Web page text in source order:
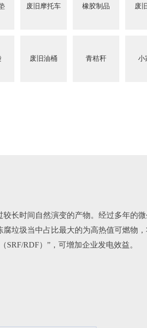
废旧摩托车 橡胶制品 废
废旧油桶 青秸秆 小
较长时间自然演变的产物。经过多年的
垃圾当中占比最大的为高热值可燃物
SRF/RDF）”，可增加企业发电效益。